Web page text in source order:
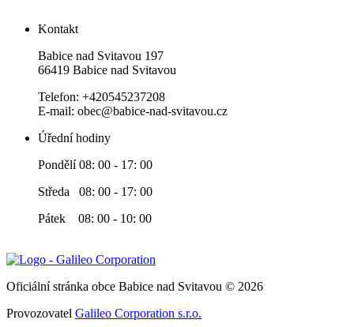
Kontakt
Babice nad Svitavou 197
66419 Babice nad Svitavou
Telefon: +420545237208
E-mail: obec@babice-nad-svitavou.cz
Úřední hodiny
Pondělí 08: 00 - 17: 00
Středa 08: 00 - 17: 00
Pátek 08: 00 - 10: 00
Oficiální stránka obce Babice nad Svitavou © 2026
Provozovatel Galileo Corporation s.r.o.